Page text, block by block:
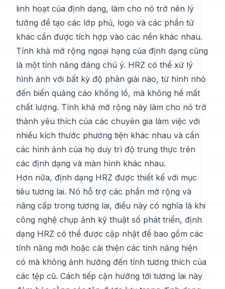
linh hoạt của định dạng, làm cho nó trở nên lý
tưởng để tạo các lớp phủ, logo và các phần tử
khác cần được tích hợp vào các nền khác nhau.
Tính khả mở rộng ngoại hạng của định dạng cũng
là một tính năng đáng chú ý. HRZ có thể xử lý
hình ảnh với bất kỳ độ phân giải nào, từ hình nhỏ
đến biển quảng cáo khổng lồ, mà không hề mất
chất lượng. Tính khả mở rộng này làm cho nó trở
thành yêu thích của các chuyên gia làm việc với
nhiều kích thước phương tiện khác nhau và cần
các hình ảnh của họ duy trì độ trung thực trên
các định dạng và màn hình khác nhau.
Hơn nữa, định dạng HRZ được thiết kế với mục
tiêu tương lai. Nó hỗ trợ các phần mở rộng và
nâng cấp trong tương lai, điều này có nghĩa là khi
công nghệ chụp ảnh kỹ thuật số phát triển, định
dạng HRZ có thể được cập nhật để bao gồm các
tính năng mới hoặc cải thiện các tính năng hiện
có mà không ảnh hưởng đến tính tương thích của
các tệp cũ. Cách tiếp cận hướng tới tương lai này